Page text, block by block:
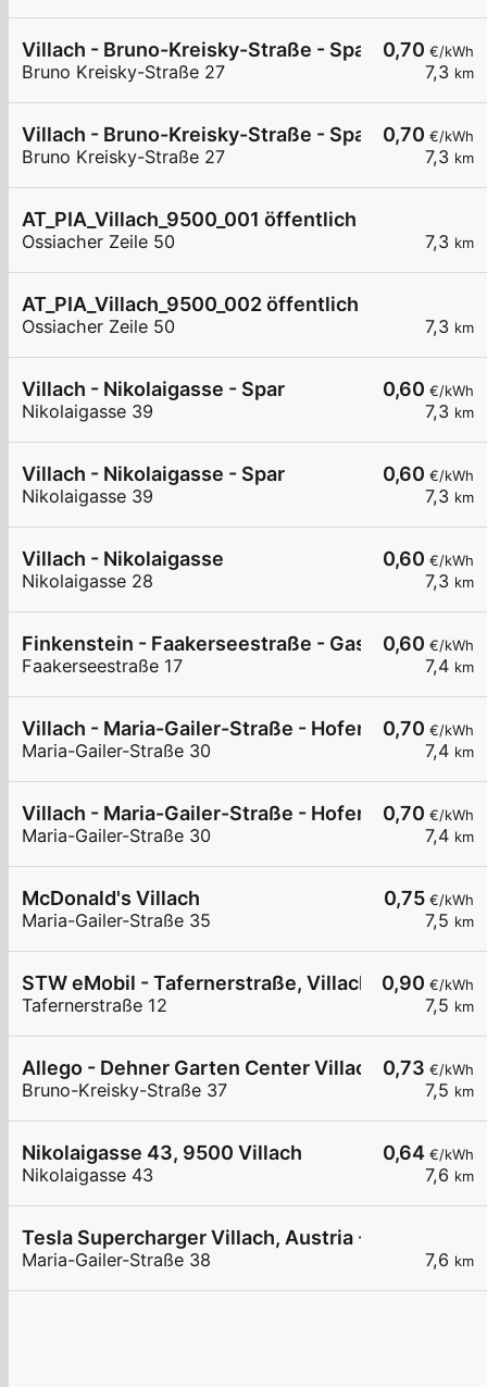
0,70 €/kWh
7,3 km
Villach - Bruno-Kreisky-Straße - Spar
Bruno Kreisky-Straße 27
0,70 €/kWh
7,3 km
Villach - Bruno-Kreisky-Straße - Spar
Bruno Kreisky-Straße 27
7,3 km
AT_PIA_Villach_9500_001 öffentlich
Ossiacher Zeile 50
7,3 km
AT_PIA_Villach_9500_002 öffentlich
Ossiacher Zeile 50
0,60 €/kWh
7,3 km
Villach - Nikolaigasse - Spar
Nikolaigasse 39
0,60 €/kWh
7,3 km
Villach - Nikolaigasse - Spar
Nikolaigasse 39
0,60 €/kWh
7,3 km
Villach - Nikolaigasse
Nikolaigasse 28
0,60 €/kWh
7,4 km
Finkenstein - Faakerseestraße - Gasthof Feichter
Faakerseestraße 17
0,70 €/kWh
7,4 km
Villach - Maria-Gailer-Straße - Hofer
Maria-Gailer-Straße 30
0,70 €/kWh
7,4 km
Villach - Maria-Gailer-Straße - Hofer
Maria-Gailer-Straße 30
0,75 €/kWh
7,5 km
McDonald's Villach
Maria-Gailer-Straße 35
0,90 €/kWh
7,5 km
STW eMobil - Tafernerstraße, Villach Säule 1
Tafernerstraße 12
0,73 €/kWh
7,5 km
Allego - Dehner Garten Center Villach
Bruno-Kreisky-Straße 37
0,64 €/kWh
7,6 km
Nikolaigasse 43, 9500 Villach
Nikolaigasse 43
7,6 km
Tesla Supercharger Villach, Austria - Maria-
Maria-Gailer-Straße 38